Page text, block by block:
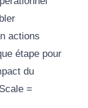
actions
étape pour
du
=